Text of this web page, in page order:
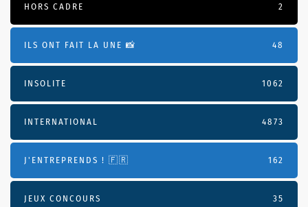
HORS CADRE 2
ILS ONT FAIT LA UNE 📸 48
INSOLITE 1062
INTERNATIONAL 4873
J'ENTREPRENDS ! 🇫🇷 162
JEUX CONCOURS 35